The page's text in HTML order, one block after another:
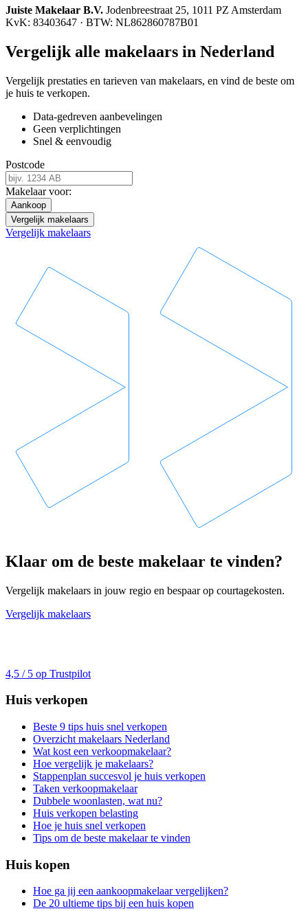
Juiste Makelaar B.V. Jodenbreestraat 25, 1011 PZ Amsterdam
KvK: 83403647 · BTW: NL862860787B01
Vergelijk alle makelaars in Nederland
Vergelijk prestaties en tarieven van makelaars, en vind de beste om
je huis te verkopen.
Data-gedreven aanbevelingen
Geen verplichtingen
Snel & eenvoudig
Postcode
Makelaar voor:
Aankoop
Vergelijk makelaars
Vergelijk makelaars
Klaar om de beste makelaar te vinden?
Vergelijk makelaars in jouw regio en bespaar op courtagekosten.
Vergelijk makelaars
4,5 / 5 op Trustpilot
Huis verkopen
Beste 9 tips huis snel verkopen
Overzicht makelaars Nederland
Wat kost een verkoopmakelaar?
Hoe vergelijk je makelaars?
Stappenplan succesvol je huis verkopen
Taken verkoopmakelaar
Dubbele woonlasten, wat nu?
Huis verkopen belasting
Hoe je huis snel verkopen
Tips om de beste makelaar te vinden
Huis kopen
Hoe ga jij een aankoopmakelaar vergelijken?
De 20 ultieme tips bij een huis kopen